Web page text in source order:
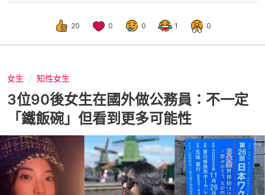
20 0 0 1 0
女生 知性女生
3位90後女生在國外做公務員：不一定
「鐵飯碗」但看到更多可能性